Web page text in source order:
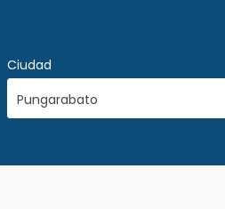
Ciudad
Pungarabato